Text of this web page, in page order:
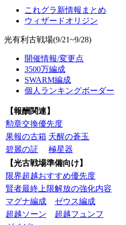
これグラ新情報まとめ
ウィザードオリジン
光有利古戦場(9/21~9/28)
開催情報/変更点
3500万編成
SWARM編成
個人ランキングボーダー
【報酬関連】
勲章交換優先度
果報の古箱 天醒の蒼玉
碧麗の証
極星器
【光古戦場準備向け】
限界超越おすすめ優先度
賢者最終上限解放の強化内容
マグナ編成
ゼウス編成
超越ソーン
超越フュンフ